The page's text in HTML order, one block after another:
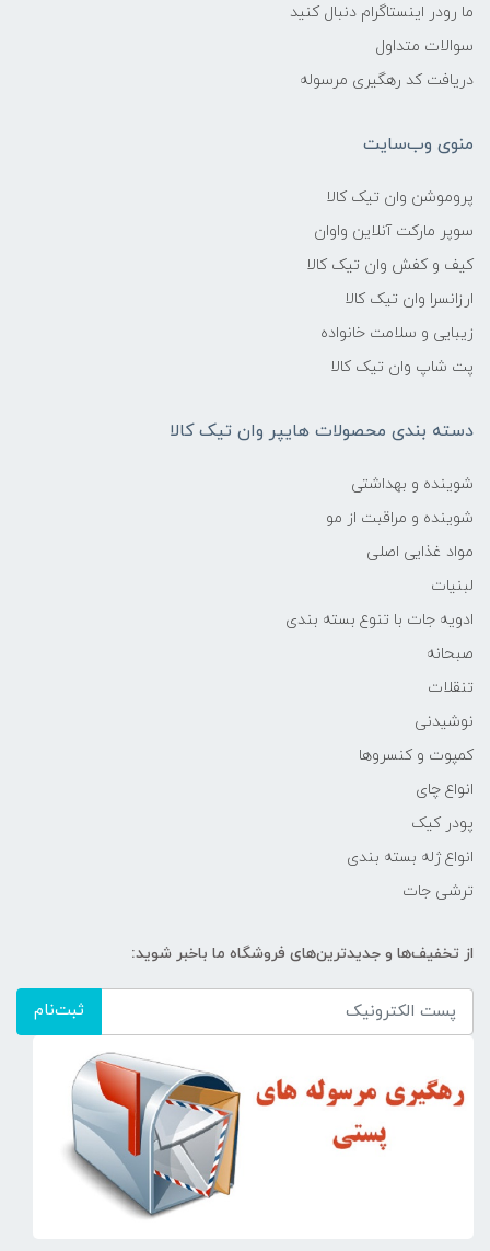
ما رودر اینستاگرام دنبال کنید
سوالات متداول
دریافت کد رهگیری مرسوله
منوی وب‌سایت
پروموشن وان تیک کالا
سوپر مارکت آنلاین واوان
کیف و کفش وان تیک کالا
ارزانسرا وان تیک کالا
زیبایی و سلامت خانواده
پت شاپ وان تیک کالا
دسته بندی محصولات هایپر وان تیک کالا
شوینده و بهداشتی
شوینده و مراقبت از مو
مواد غذایی اصلی
لبنیات
ادویه جات با تنوع بسته بندی
صبحانه
تنقلات
نوشیدنی
کمپوت و کنسروها
انواع چای
پودر کیک
انواع ژله بسته بندی
ترشی جات
از تخفیف‌ها و جدیدترین‌های فروشگاه ما باخبر شوید:
ثبت‌نام